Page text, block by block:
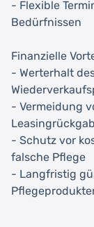
- Flexible
Bedürfnissen
Finanzielle
- Werterhalt
- Vermeidung
- Schutz vor
falsche Pflege
- Langfristig